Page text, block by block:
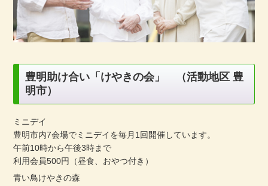
豊明助け合い「けやきの会」 （活動地区 豊
明市）
ミニデイ
豊明市内7会場でミニデイを毎月1回開催しています。
午前10時から午後3時まで
利用会員500円（昼食、おやつ付き）
青い鳥けやきの森